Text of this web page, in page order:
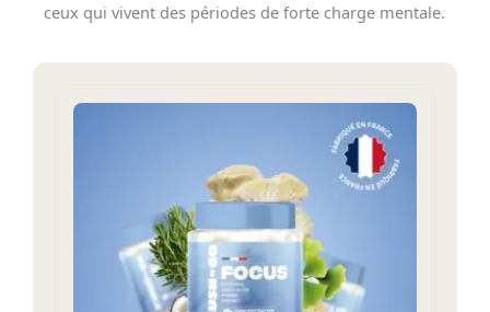
ceux qui vivent des périodes de forte charge mentale.